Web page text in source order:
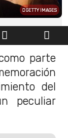
GETTY IMAGES
parte
del
peculiar